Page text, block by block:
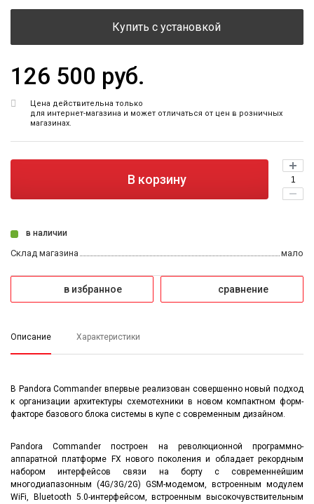
Купить с установкой
126 500 руб.
Цена действительна только
для интернет-магазина и может отличаться от цен в розничных
магазинах.
В корзину
в наличии
Склад магазина мало
в избранное сравнение
Описание Характеристики
В Pandora Commander впервые реализован совершенно новый подход
к организации архитектуры схемотехники в новом компактном форм-
факторе базового блока системы в купе с современным дизайном.
Pandora Commander построен на революционной программно-
аппаратной платформе FX нового поколения и обладает рекордным
набором интерфейсов связи на борту с современнейшим
многодиапазонным (4G/3G/2G) GSM-модемом, встроенным модулем
WiFi, Bluetooth 5.0-интерфейсом, встроенным высокочувствительным